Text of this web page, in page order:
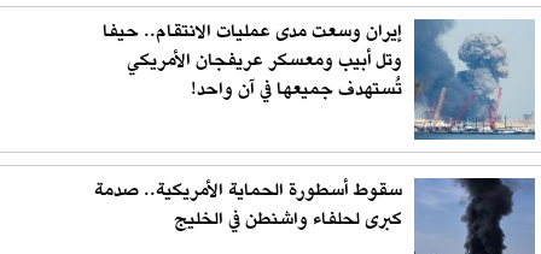
إيران وسعت مدى عمليات الانتقام.. حيفا
وتل أبيب ومعسكر عريفجان الأمريكي
تُستهدف جميعها في آن واحد!
سقوط أسطورة الحماية الأمريكية.. صدمة
كبرى لحلفاء واشنطن في الخليج